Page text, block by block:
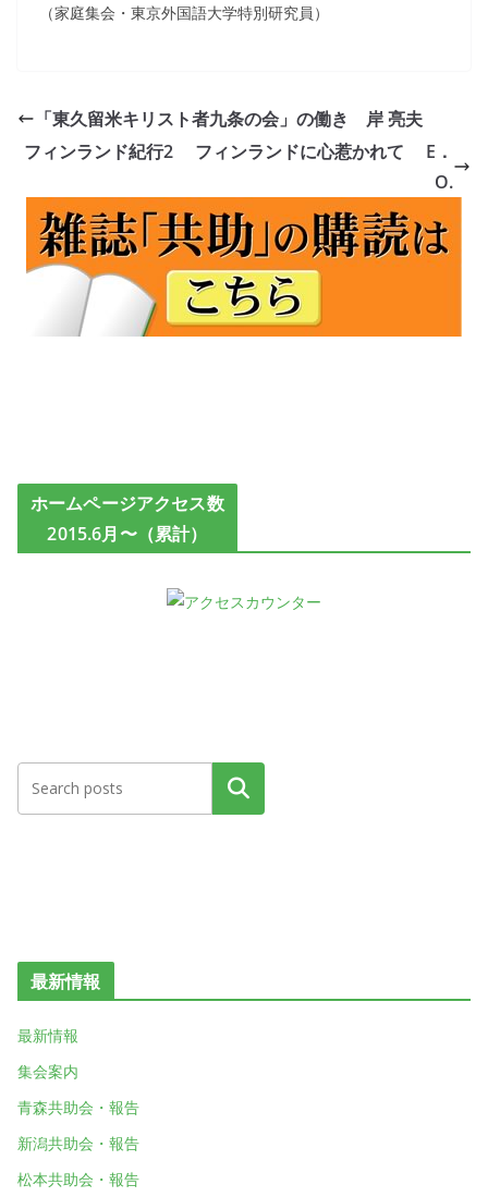
（家庭集会・東京外国語大学特別研究員）
「東久留米キリスト者九条の会」の働き 岸 亮夫
フィンランド紀行2 フィンランドに心惹かれて E．
O.
ホームページアクセス数
2015.6月〜（累計）
検索
最新情報
最新情報
集会案内
青森共助会・報告
新潟共助会・報告
松本共助会・報告